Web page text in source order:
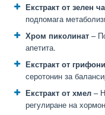
Екстракт от зелен
подпомага
Хром пиколинат –
апетита.
Екстракт от
серотонин за
Екстракт от хмел –
регулиране на